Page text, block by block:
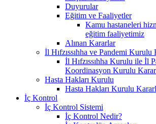
Duyurular
Eğitim ve Faaliyetler
Kamu hastaneleri
eğitim faaliyetimiz
Alınan Kararlar
İl Hıfzıssıhha ve Pandemi Kurulu
İl Hıfzıssıhha Kurulu ile İl
Koordinasyon Kurulu
Hasta Hakları Kurulu
Hasta Hakları Kurulu
İç Kontrol
İç Kontrol Sistemi
İç Kontrol Nedir?